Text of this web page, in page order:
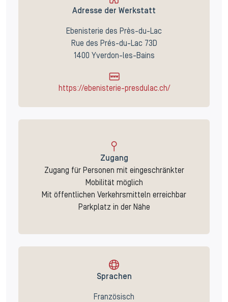
Adresse der Werkstatt
Ebenisterie des Près-du-Lac
Rue des Prés-du-Lac 73D
1400 Yverdon-les-Bains
https://ebenisterie-presdulac.ch/
Zugang
Zugang für Personen mit eingeschränkter
Mobilität möglich
Mit öffentlichen Verkehrsmitteln erreichbar
Parkplatz in der Nähe
Sprachen
Französisch